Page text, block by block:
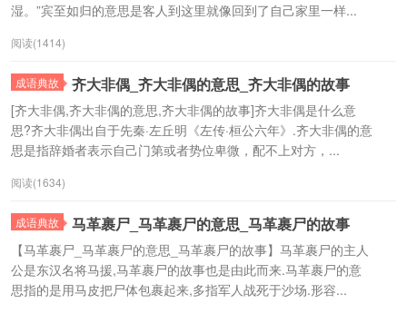
湿。”宾至如归的意思是客人到这里就像回到了自己家里一样...
阅读(1414)
成语典故 齐大非偶_齐大非偶的意思_齐大非偶的故事
[齐大非偶,齐大非偶的意思,齐大非偶的故事]齐大非偶是什么意
思?齐大非偶出自于先秦·左丘明《左传·桓公六年》.齐大非偶的意
思是指辞婚者表示自己门第或者势位卑微，配不上对方，...
阅读(1634)
成语典故 马革裹尸_马革裹尸的意思_马革裹尸的故事
【马革裹尸_马革裹尸的意思_马革裹尸的故事】马革裹尸的主人
公是东汉名将马援,马革裹尸的故事也是由此而来.马革裹尸的意
思指的是用马皮把尸体包裹起来,多指军人战死于沙场.形容...